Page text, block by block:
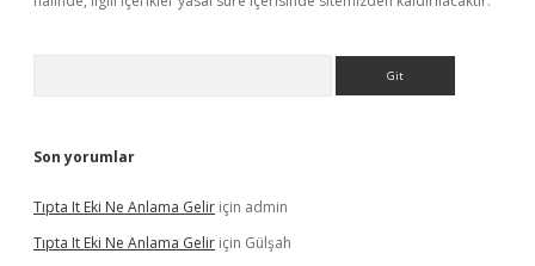
Son yorumlar
Tıpta It Eki Ne Anlama Gelir için admin
Tıpta It Eki Ne Anlama Gelir için Gülşah